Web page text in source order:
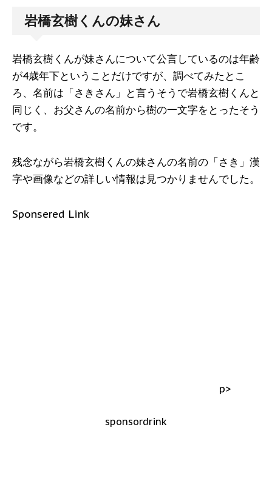
岩橋玄樹くんの妹さん
岩橋玄樹くんが妹さんについて公言しているのは年齢
が4歳年下ということだけですが、調べてみたとこ
ろ、名前は「さきさん」と言うそうで岩橋玄樹くんと
同じく、お父さんの名前から樹の一文字をとったそう
です。
残念ながら岩橋玄樹くんの妹さんの名前の「さき」漢
字や画像などの詳しい情報は見つかりませんでした。
Sponsered Link
p>
sponsordrink